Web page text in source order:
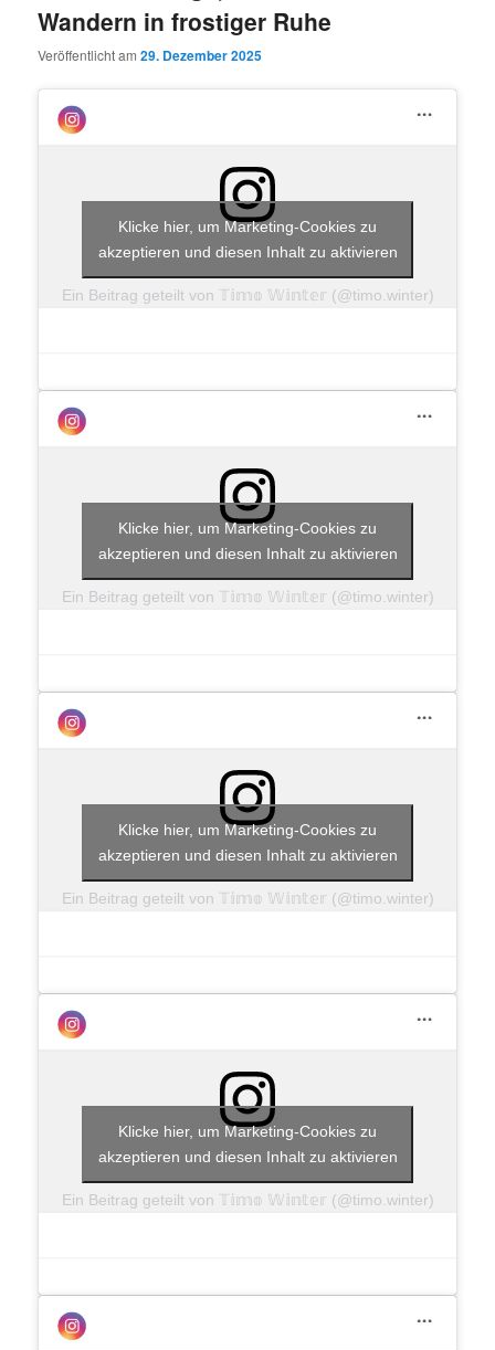
Wandern in frostiger Ruhe
Veröffentlicht am29. Dezember 2025
Ein Beitrag geteilt von 𝕋𝕚𝕞𝕠 𝕎𝕚𝕟𝕥𝕖𝕣 (@timo.winter)
Klicke hier, um Marketing-Cookies zu
akzeptieren und diesen Inhalt zu aktivieren
Ein Beitrag geteilt von 𝕋𝕚𝕞𝕠 𝕎𝕚𝕟𝕥𝕖𝕣 (@timo.winter)
Klicke hier, um Marketing-Cookies zu
akzeptieren und diesen Inhalt zu aktivieren
Ein Beitrag geteilt von 𝕋𝕚𝕞𝕠 𝕎𝕚𝕟𝕥𝕖𝕣 (@timo.winter)
Klicke hier, um Marketing-Cookies zu
akzeptieren und diesen Inhalt zu aktivieren
Ein Beitrag geteilt von 𝕋𝕚𝕞𝕠 𝕎𝕚𝕟𝕥𝕖𝕣 (@timo.winter)
Klicke hier, um Marketing-Cookies zu
akzeptieren und diesen Inhalt zu aktivieren